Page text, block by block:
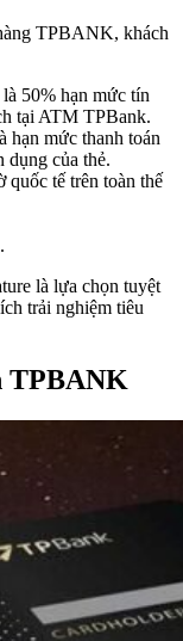
TPBANK, khách
50% hạn mức tín
tại ATM TPBank.
hạn mức thanh toán
dụng của thẻ.
tế trên toàn thế
là lựa chọn tuyệt
trải nghiệm tiêu
TPBANK